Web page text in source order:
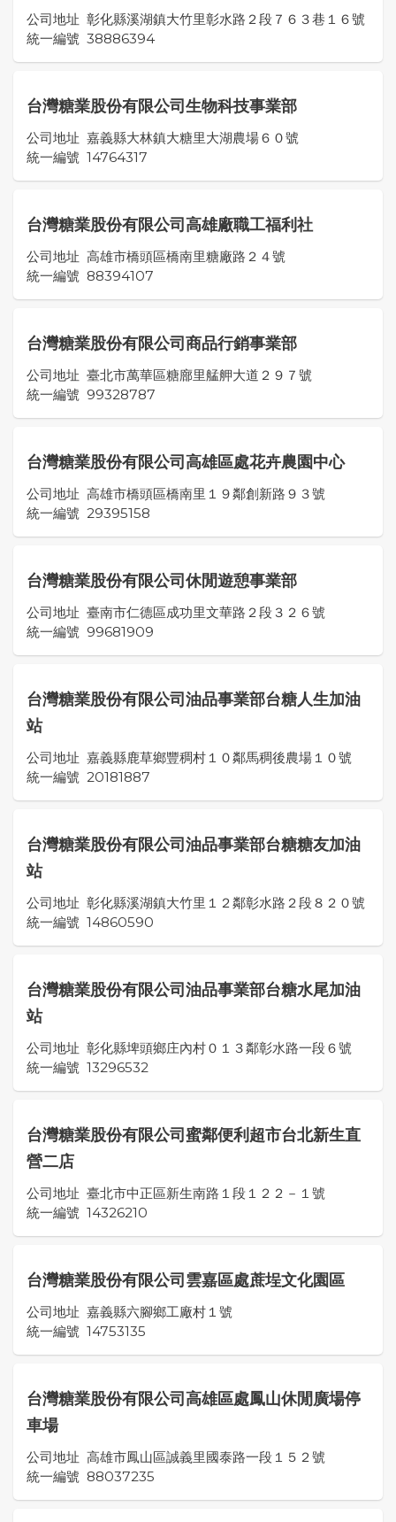
公司地址 彰化縣溪湖鎮大竹里彰水路２段７６３巷１６號
統一編號 38886394
台灣糖業股份有限公司生物科技事業部
公司地址 嘉義縣大林鎮大糖里大湖農場６０號
統一編號 14764317
台灣糖業股份有限公司高雄廠職工福利社
公司地址 高雄市橋頭區橋南里糖廠路２４號
統一編號 88394107
台灣糖業股份有限公司商品行銷事業部
公司地址 臺北市萬華區糖廍里艋舺大道２９７號
統一編號 99328787
台灣糖業股份有限公司高雄區處花卉農園中心
公司地址 高雄市橋頭區橋南里１９鄰創新路９３號
統一編號 29395158
台灣糖業股份有限公司休閒遊憩事業部
公司地址 臺南市仁德區成功里文華路２段３２６號
統一編號 99681909
台灣糖業股份有限公司油品事業部台糖人生加油
站
公司地址 嘉義縣鹿草鄉豐稠村１０鄰馬稠後農場１０號
統一編號 20181887
台灣糖業股份有限公司油品事業部台糖糖友加油
站
公司地址 彰化縣溪湖鎮大竹里１２鄰彰水路２段８２０號
統一編號 14860590
台灣糖業股份有限公司油品事業部台糖水尾加油
站
公司地址 彰化縣埤頭鄉庄內村０１３鄰彰水路一段６號
統一編號 13296532
台灣糖業股份有限公司蜜鄰便利超市台北新生直
營二店
公司地址 臺北市中正區新生南路１段１２２－１號
統一編號 14326210
台灣糖業股份有限公司雲嘉區處蔗埕文化園區
公司地址 嘉義縣六腳鄉工廠村１號
統一編號 14753135
台灣糖業股份有限公司高雄區處鳳山休閒廣場停
車場
公司地址 高雄市鳳山區誠義里國泰路一段１５２號
統一編號 88037235